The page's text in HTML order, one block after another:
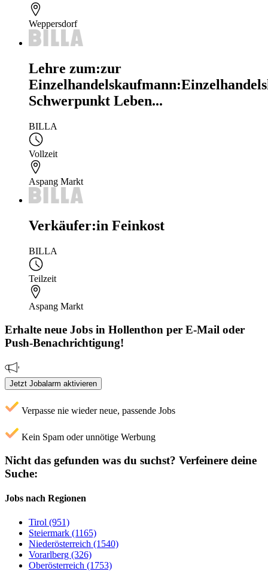
Weppersdorf
Lehre zum:zur
Schwerpunkt Leben...
BILLA
Vollzeit
Aspang Markt
Verkäufer:in Feinkost
BILLA
Teilzeit
Aspang Markt
Erhalte neue Jobs in Hollenthon per E-Mail oder
Push-Benachrichtigung!
Jetzt Jobalarm aktivieren
Verpasse nie wieder neue, passende Jobs
Kein Spam oder unnötige Werbung
Nicht das gefunden was du suchst? Verfeinere deine
Suche:
Jobs nach Regionen
Tirol (951)
Steiermark (1165)
Niederösterreich (1540)
Vorarlberg (326)
Oberösterreich (1753)